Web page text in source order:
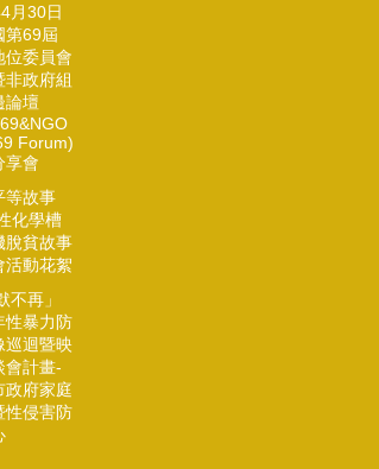
月30日
第69屆
位委員會
非政府組
論壇
Forum)
享會
等故事
化學槽
脫貧故事
活動花絮
不再」
性暴力防
巡迴暨映
會計畫-
政府家庭
性侵害防